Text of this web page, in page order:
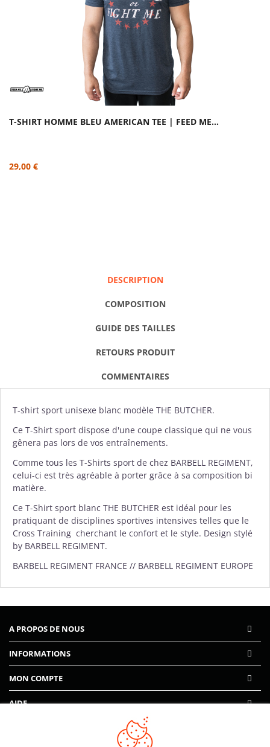
T-SHIRT HOMME BLEU AMERICAN TEE | FEED ME...
29,00 €
DESCRIPTION
COMPOSITION
GUIDE DES TAILLES
RETOURS PRODUIT
COMMENTAIRES
T-shirt sport unisexe blanc modèle THE BUTCHER.
Ce T-Shirt sport dispose d'une coupe classique qui ne vous
gênera pas lors de vos entraînements.
Comme tous les T-Shirts sport de chez BARBELL REGIMENT,
celui-ci est très agréable à porter grâce à sa composition bi
matière.
Ce T-Shirt sport blanc THE BUTCHER est idéal pour les
pratiquant de disciplines sportives intensives telles que le
Cross Training cherchant le confort et le style. Design stylé
by BARBELL REGIMENT.
BARBELL REGIMENT FRANCE // BARBELL REGIMENT EUROPE
A PROPOS DE NOUS
INFORMATIONS
MON COMPTE
AIDE